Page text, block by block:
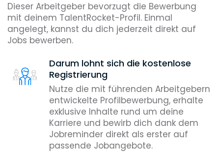
Dieser Arbeitgeber bevorzugt die Bewerbung
mit deinem TalentRocket-Profil. Einmal
angelegt, kannst du dich jederzeit direkt auf
Jobs bewerben.
Darum lohnt sich die kostenlose
Registrierung
Nutze die mit führenden Arbeitgebern
entwickelte Profilbewerbung, erhalte
exklusive Inhalte rund um deine
Karriere und bewirb dich dank dem
Jobreminder direkt als erster auf
passende Jobangebote.